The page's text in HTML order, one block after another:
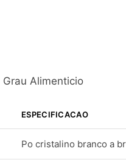
Grau Alimenticio
ESPECIFICACAO
Po cristalino branco a